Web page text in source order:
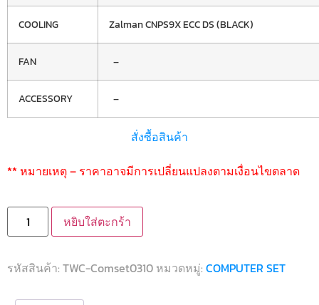
COOLING Zalman CNPS9X ECC DS (BLACK)
FAN –
ACCESSORY –
สั่งซื้อสินค้า
** หมายเหตุ – ราคาอาจมีการเปลี่ยนแปลงตามเงื่อนไขตลาด
หยิบใส่ตะกร้า
รหัสสินค้า: TWC-Comset0310 หมวดหมู่: COMPUTER SET